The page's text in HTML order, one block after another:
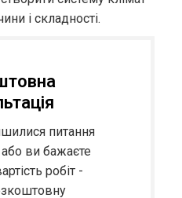
і складності.
питання
ви бажаєте
робіт -